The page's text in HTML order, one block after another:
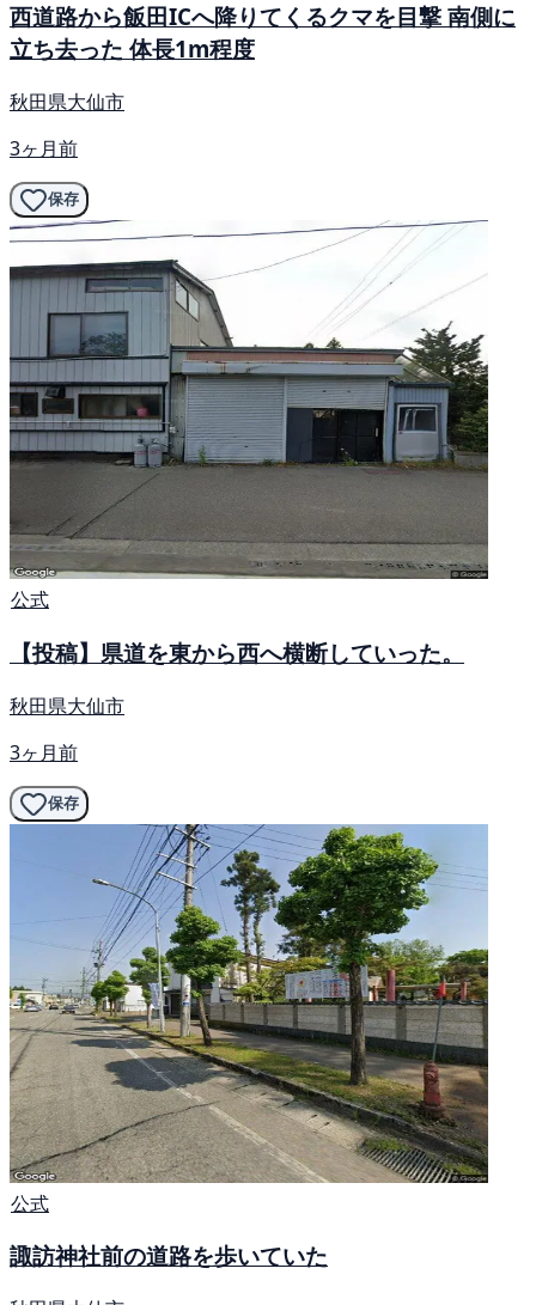
西道路から飯田ICへ降りてくるクマを目撃 南側に
立ち去った 体長1m程度
秋田県大仙市
3ヶ月前
保存
公式
【投稿】県道を東から西へ横断していった。
秋田県大仙市
3ヶ月前
保存
公式
諏訪神社前の道路を歩いていた